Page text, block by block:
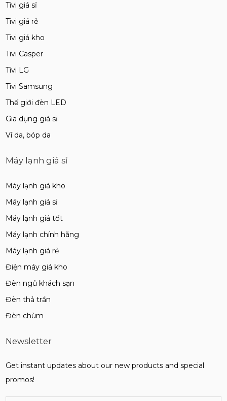
Tivi giá sỉ
Tivi giá rẻ
Tivi giá kho
Tivi Casper
Tivi LG
Tivi Samsung
Thế giới đèn LED
Gia dụng giá sỉ
Ví da, bóp da
Máy lạnh giá sỉ
Máy lạnh giá kho
Máy lạnh giá sỉ
Máy lạnh giá tốt
Máy lạnh chính hãng
Máy lạnh giá rẻ
Điện máy giá kho
Đèn ngủ khách sạn
Đèn thả trần
Đèn chùm
Newsletter
Get instant updates about our new products and special
promos!